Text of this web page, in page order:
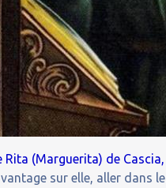
(Marguerita) de
sur elle, aller dans